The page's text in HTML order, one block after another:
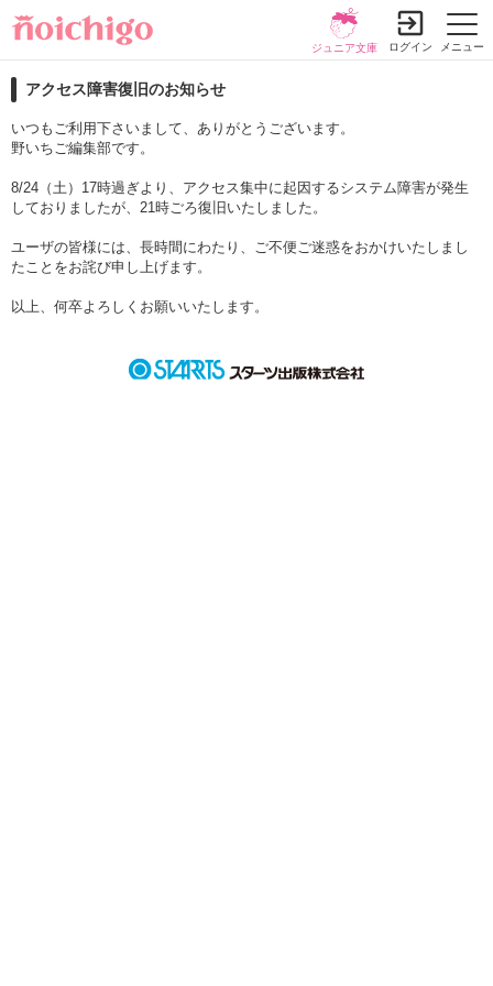
メニュー
ジュニア文庫 ログイン
アクセス障害復旧のお知らせ
いつもご利用下さいまして、ありがとうございます。
野いちご編集部です。
8/24（土）17時過ぎより、アクセス集中に起因するシステム障害が発生
しておりましたが、21時ごろ復旧いたしました。
ユーザの皆様には、長時間にわたり、ご不便ご迷惑をおかけいたしまし
たことをお詫び申し上げます。
以上、何卒よろしくお願いいたします。